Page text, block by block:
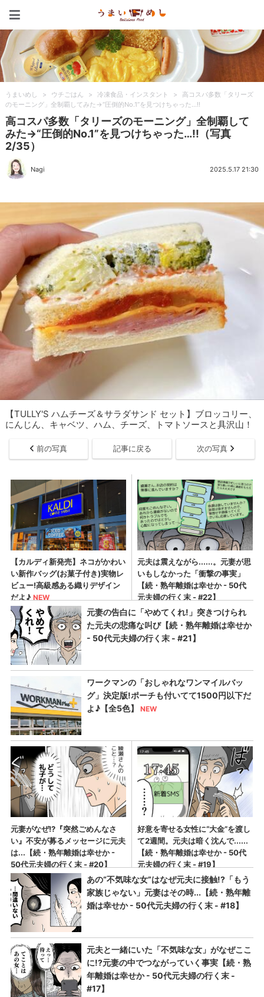
うまいめし > ウチごはん > 冷凍食品・インスタント >
高コスパ多数「タリーズ
のモーニング」全制覇してみた→“圧倒的No.1”を見つけちゃった…!!
高コスパ多数「タリーズのモーニング」全制覇して
みた→“圧倒的No.1”を見つけちゃった…!!（写真
2/35）
Nagi 2025.5.17 21:30
【TULLY'S ハムチーズ＆サラダサンド セット】ブロッコリー、
にんじん、キャベツ、ハム、チーズ、トマトソースと具沢山！
前の写真 記事に戻る 次の写真